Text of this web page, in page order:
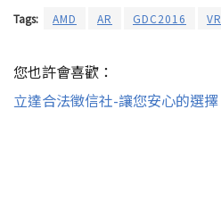
Tags: AMD AR GDC2016 VR
您也許會喜歡：
立達合法徵信社-讓您安心的選擇